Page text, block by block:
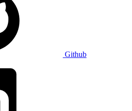
Github